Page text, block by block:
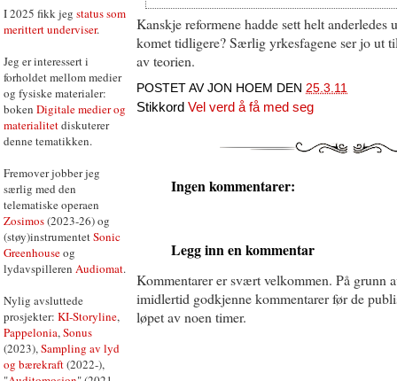
I 2025 fikk jeg status som
merittert underviser.
Jeg er interessert i
forholdet mellom medier
og fysiske materialer:
boken Digitale medier og
materialitetdiskuterer
denne tematikken.
Fremover jobber jeg
særlig med den
telematiske operaen
Zosimos(2023-26) og
(støy)instrumentetSonic
Greenhouseog
lydavspilleren Audiomat.
Nylig avsluttede
prosjekter: KI-Storyline,
Pappelonia,Sonus
(2023),Sampling av lyd
og bærekraft(2022-),
Kanskje reformene hadde sett helt anderledes
komet tidligere? Særlig yrkesfagene ser jo ut
av teorien.
POSTET AV JON HOEM DEN 25.3.11
Stikkord Vel verd å få med seg
Ingen kommentarer:
Legg inn en kommentar
Kommentarer er svært velkommen. På grunn
imidlertid godkjenne kommentarer før de
løpet av noen timer.